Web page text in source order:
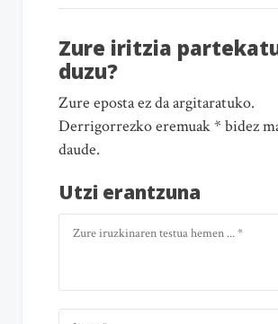
Zure iritzia
duzu?
Zure eposta ez da argitaratuko.
Derrigorrezko eremuak * bidez
daude.
Utzi erantzuna